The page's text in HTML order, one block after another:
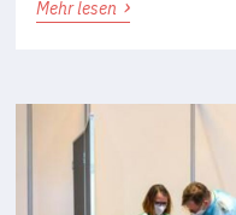
Mehr lesen ›